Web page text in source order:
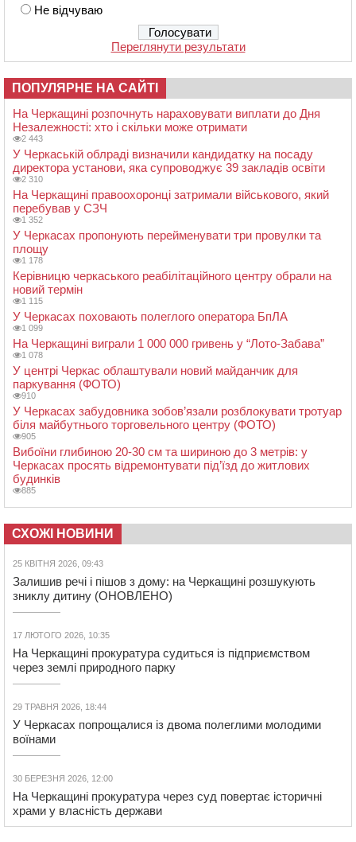
Не відчуваю
Переглянути результати
ПОПУЛЯРНЕ НА САЙТІ
На Черкащині розпочнуть нараховувати виплати до Дня
Незалежності: хто і скільки може отримати
2 443
У Черкаській облраді визначили кандидатку на посаду
директора установи, яка супроводжує 39 закладів освіти
2 310
На Черкащині правоохоронці затримали військового, який
перебував у СЗЧ
1 352
У Черкасах пропонують перейменувати три провулки та
площу
1 178
Керівницю черкаського реабілітаційного центру обрали на
новий термін
1 115
У Черкасах поховають полеглого оператора БпЛА
1 099
На Черкащині виграли 1 000 000 гривень у “Лото-Забава”
1 078
У центрі Черкас облаштували новий майданчик для
паркування (ФОТО)
910
У Черкасах забудовника зобов’язали розблокувати тротуар
біля майбутнього торговельного центру (ФОТО)
905
Вибоїни глибиною 20-30 см та шириною до 3 метрів: у
Черкасах просять відремонтувати під’їзд до житлових
будинків
885
СХОЖІ НОВИНИ
25 КВІТНЯ 2026, 09:43
Залишив речі і пішов з дому: на Черкащині розшукують
зниклу дитину (ОНОВЛЕНО)
17 ЛЮТОГО 2026, 10:35
На Черкащині прокуратура судиться із підприємством
через землі природного парку
29 ТРАВНЯ 2026, 18:44
У Черкасах попрощалися із двома полеглими молодими
воїнами
30 БЕРЕЗНЯ 2026, 12:00
На Черкащині прокуратура через суд повертає історичні
храми у власність держави